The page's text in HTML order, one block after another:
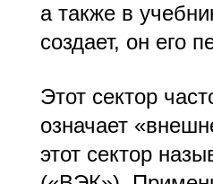
а также в
создает, он его
Этот сектор
означает
этот сектор